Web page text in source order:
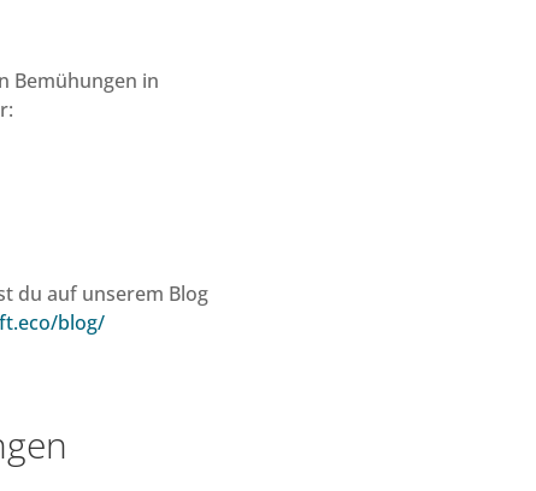
Bemühungen in
du auf unserem Blog
blog/